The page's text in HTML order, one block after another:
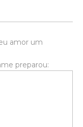
amor um
preparou: